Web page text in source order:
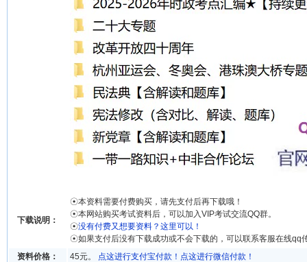
下载说明：
☉本资料需要付费购买，请先支付后再下载哦！
☉本网站购买考试资料后，可以加入VIP考试交流QQ群。
☉没有付费又想要资料？这里可以！
☉如果支付后没有下载成功或不会下载的，可以联系客服在线qq
资料价格：
45元。 点这进行支付宝付款！ 点这进行微信付款！